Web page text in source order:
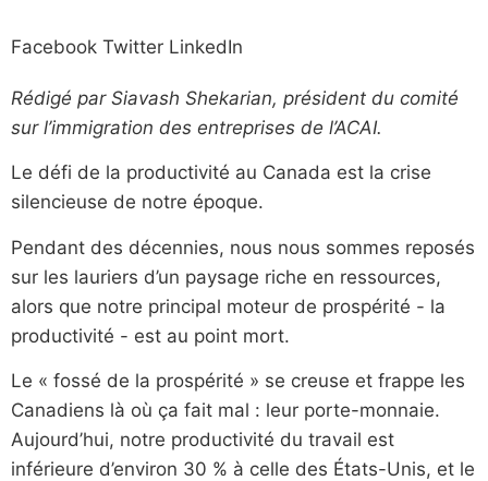
Facebook Twitter LinkedIn
Rédigé par Siavash Shekarian, président du comité
sur l’immigration des entreprises de l’ACAI.
Le défi de la productivité au Canada est la crise
silencieuse de notre époque.
Pendant des décennies, nous nous sommes reposés
sur les lauriers d’un paysage riche en ressources,
alors que notre principal moteur de prospérité - la
productivité - est au point mort.
Le « fossé de la prospérité » se creuse et frappe les
Canadiens là où ça fait mal : leur porte-monnaie.
Aujourd’hui, notre productivité du travail est
inférieure d’environ 30 % à celle des États-Unis, et le